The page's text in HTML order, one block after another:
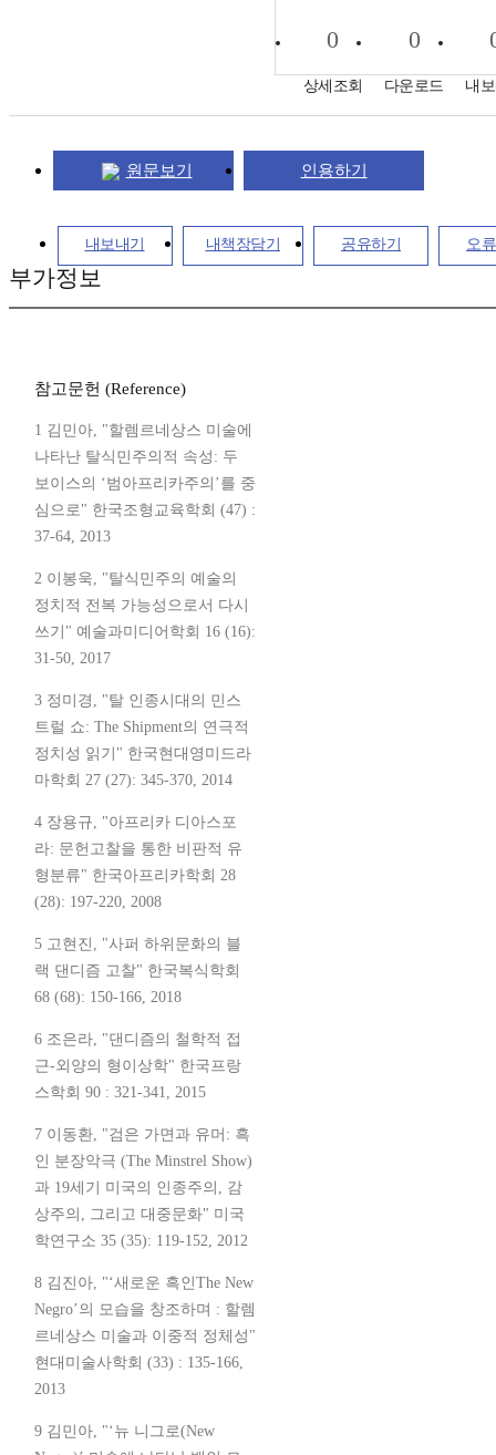
0
상세조회
0
다운로드 내
원문보기 인용하기
내보내기 내책장담기 공유하기 오
부가정보
참고문헌 (Reference)
1 김민아, "할렘르네상스 미술에
나타난 탈식민주의적 속성: 두
보이스의 ‘범아프리카주의’를 중
심으로" 한국조형교육학회 (47) :
37-64, 2013
2 이봉욱, "탈식민주의 예술의
정치적 전복 가능성으로서 다시
쓰기" 예술과미디어학회 16 (16):
31-50, 2017
3 정미경, "탈 인종시대의 민스
트럴 쇼: The Shipment의 연극적
정치성 읽기" 한국현대영미드라
마학회 27 (27): 345-370, 2014
4 장용규, "아프리카 디아스포
라: 문헌고찰을 통한 비판적 유
형분류" 한국아프리카학회 28
(28): 197-220, 2008
5 고현진, "사퍼 하위문화의 블
랙 댄디즘 고찰" 한국복식학회
68 (68): 150-166, 2018
6 조은라, "댄디즘의 철학적 접
근-외양의 형이상학" 한국프랑
스학회 90 : 321-341, 2015
7 이동환, "검은 가면과 유머: 흑
인 분장악극 (The Minstrel Show)
과 19세기 미국의 인종주의, 감
상주의, 그리고 대중문화" 미국
학연구소 35 (35): 119-152, 2012
8 김진아, "‘새로운 흑인The New
Negro’의 모습을 창조하며 : 할렘
르네상스 미술과 이중적 정체성"
현대미술사학회 (33) : 135-166,
2013
9 김민아, "‘뉴 니그로(New